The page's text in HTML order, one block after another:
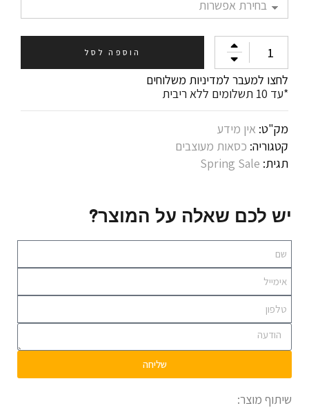
הוספה לסל
לחצו למעבר למדיניות משלוחים
*עד 10 תשלומים ללא ריבית
מק"ט: אין מידע
קטגוריה: כסאות מעוצבים
תגית: Spring Sale
יש לכם שאלה על המוצר?
שליחה
שיתוף מוצר: